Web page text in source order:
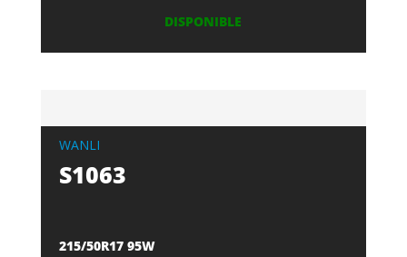
DISPONIBLE
WANLI
S1063
215/50R17 95W